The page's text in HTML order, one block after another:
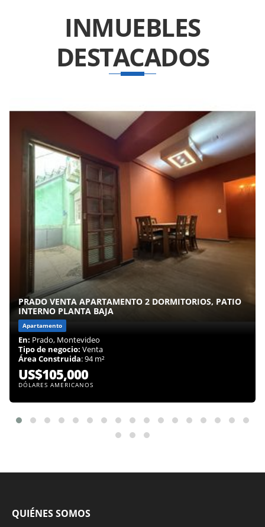
INMUEBLES
DESTACADOS
PRADO VENTA APARTAMENTO 2 DORMITORIOS, PATIO
INTERNO PLANTA BAJA
Apartamento
En: Prado, Montevideo
Tipo de negocio: Venta
Área Construida: 94 m²
US$105,000
DÓLARES AMERICANOS
QUIÉNES SOMOS